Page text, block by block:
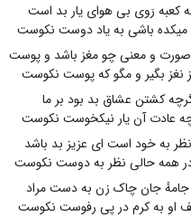
کعبه رَوی بی هوای یار بد است
میکده باشی به یاد دوست نکوست
و معنی چو مغز باشد و پوست
نغز بگیر و مگو که پوست نکوست
کشتن عشاق بد بود بر ما
عادت آن یار نیکخوست نکوست
نظر به خود است ای عزیز بد باشد
در همه حالی نظر به دوست نکوست
جامهٔ جان چاک زن به دست مراد
او به کرم در پی رفوست نکوست